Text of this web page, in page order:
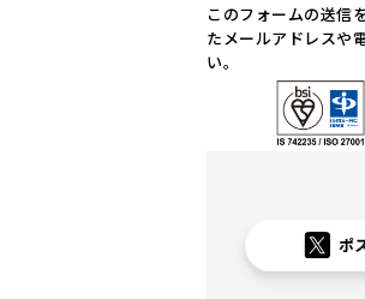
このフォームの送信
たメールアドレスや
い。